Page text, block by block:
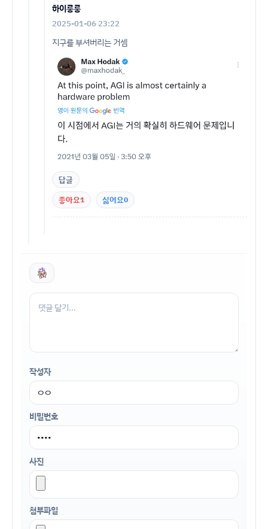
하이룽룽
2025-01-06 23:22
지구를 부셔버리는 거셈
답글
좋아요1 싫어요0
작성자
비밀번호
사진
첨부파일